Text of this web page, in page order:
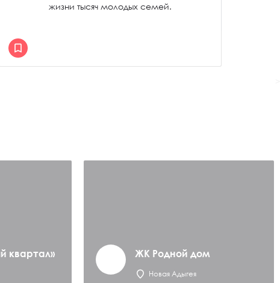
жизни тысяч молодых семей.
квартал» ЖК Родной дом
Новая Адыгея